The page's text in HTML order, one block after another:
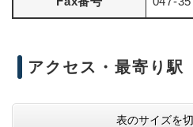
アクセス・最寄り駅
表のサイズを